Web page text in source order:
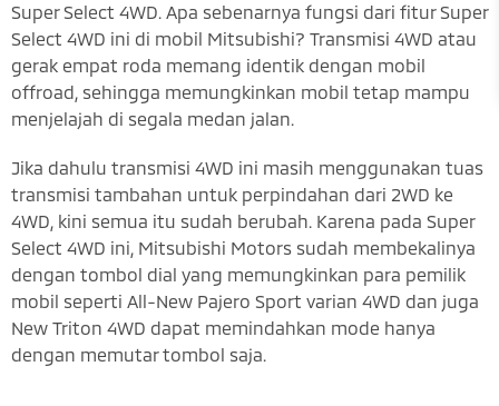
Super Select 4WD. Apa sebenarnya fungsi dari fitur Super
Select 4WD ini di mobil Mitsubishi? Transmisi 4WD atau
gerak empat roda memang identik dengan mobil
offroad, sehingga memungkinkan mobil tetap mampu
menjelajah di segala medan jalan.
Jika dahulu transmisi 4WD ini masih menggunakan tuas
transmisi tambahan untuk perpindahan dari 2WD ke
4WD, kini semua itu sudah berubah. Karena pada Super
Select 4WD ini, Mitsubishi Motors sudah membekalinya
dengan tombol dial yang memungkinkan para pemilik
mobil seperti All-New Pajero Sport varian 4WD dan juga
New Triton 4WD dapat memindahkan mode hanya
dengan memutar tombol saja.